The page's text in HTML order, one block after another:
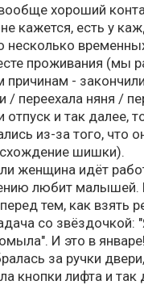
хороший
кажется, есть у
несколько
проживания (мы
-
/ переехала няня /
отпуск и так далее,
из-за того, что
шишки).
женщина идёт
любит малышей.
тем, как взять
со звёздочкой:
И это в
за ручки
кнопки лифта и так